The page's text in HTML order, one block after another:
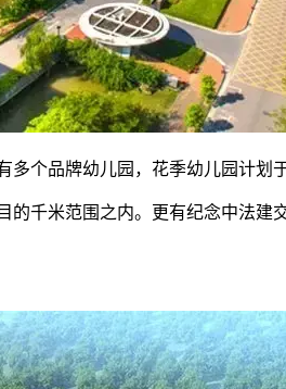
个品牌幼儿园，花季幼儿园计划
千米范围之内。更有纪念中法